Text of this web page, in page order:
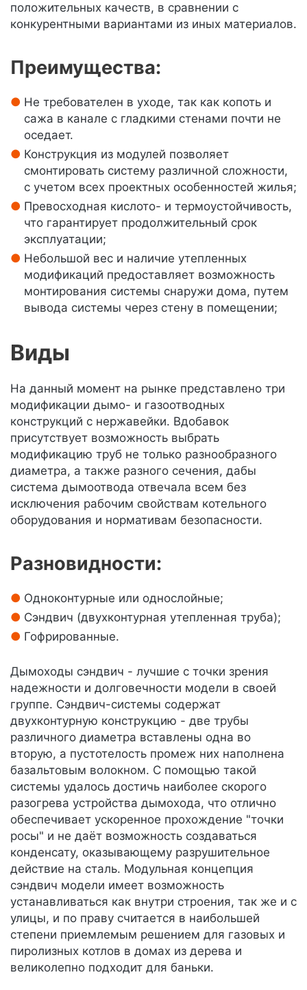
положительных качеств, в сравнении с
конкурентными вариантами из иных материалов.
Преимущества:
Не требователен в уходе, так как копоть и
сажа в канале с гладкими стенами почти не
оседает.
Конструкция из модулей позволяет
смонтировать систему различной сложности,
с учетом всех проектных особенностей жилья;
Превосходная кислото- и термоустойчивость,
что гарантирует продолжительный срок
эксплуатации;
Небольшой вес и наличие утепленных
модификаций предоставляет возможность
монтирования системы снаружи дома, путем
вывода системы через стену в помещении;
Виды
На данный момент на рынке представлено три
модификации дымо- и газоотводных
конструкций с нержавейки. Вдобавок
присутствует возможность выбрать
модификацию труб не только разнообразного
диаметра, а также разного сечения, дабы
система дымоотвода отвечала всем без
исключения рабочим свойствам котельного
оборудования и нормативам безопасности.
Разновидности:
Одноконтурные или однослойные;
Сэндвич (двухконтурная утепленная труба);
Гофрированные.
Дымоходы сэндвич - лучшие с точки зрения
надежности и долговечности модели в своей
группе. Сэндвич-системы содержат
двухконтурную конструкцию - две трубы
различного диаметра вставлены одна во
вторую, а пустотелость промеж них наполнена
базальтовым волокном. С помощью такой
системы удалось достичь наиболее скорого
разогрева устройства дымохода, что отлично
обеспечивает ускоренное прохождение "точки
росы" и не даёт возможность создаваться
конденсату, оказывающему разрушительное
действие на сталь. Модульная концепция
сэндвич модели имеет возможность
устанавливаться как внутри строения, так же и с
улицы, и по праву считается в наибольшей
степени приемлемым решением для газовых и
пиролизных котлов в домах из дерева и
великолепно подходит для баньки.